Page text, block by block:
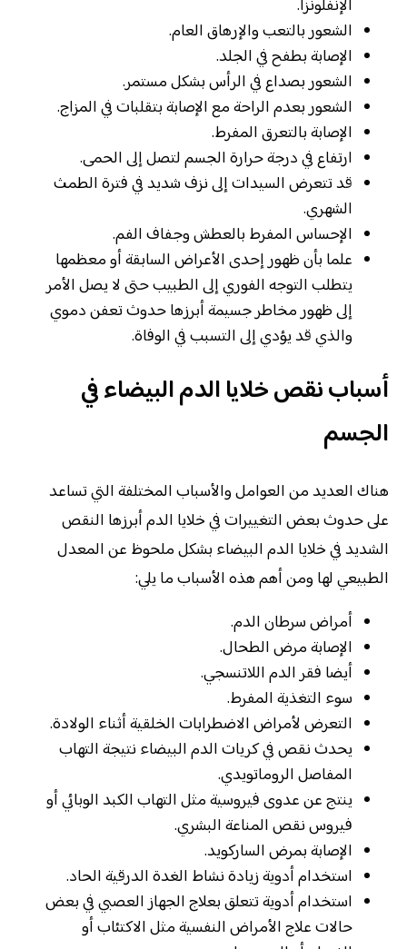
الإنفلونزا.
الشعور بالتعب والإرهاق العام.
الإصابة بطفح في الجلد.
الشعور بصداع في الرأس بشكل مستمر.
الشعور بعدم الراحة مع الإصابة بتقلبات في المزاج.
الإصابة بالتعرق المفرط.
ارتفاع في درجة حرارة الجسم لتصل إلى الحمى.
قد تتعرض السيدات إلى نزف شديد في فترة الطمث
الشهري.
الإحساس المفرط بالعطش وجفاف الفم.
علما بأن ظهور إحدى الأعراض السابقة أو معظمها
يتطلب التوجه الفوري إلى الطبيب حتى لا يصل الأمر
إلى ظهور مخاطر جسيمة أبرزها حدوث تعفن دموي
والذي قد يؤدي إلى التسبب في الوفاة.
أسباب نقص خلايا الدم البيضاء في
الجسم
هناك العديد من العوامل والأسباب المختلفة التي تساعد
على حدوث بعض التغييرات في خلايا الدم أبرزها النقص
الشديد في خلايا الدم البيضاء بشكل ملحوظ عن المعدل
الطبيعي لها ومن أهم هذه الأسباب ما يلي:
أمراض سرطان الدم.
الإصابة مرض الطحال.
أيضا فقر الدم اللاتنسجي.
سوء التغذية المفرط.
التعرض لأمراض الاضطرابات الخلقية أثناء الولادة.
يحدث نقص في كريات الدم البيضاء نتيجة التهاب
المفاصل الروماتويدي.
ينتج عن عدوى فيروسية مثل التهاب الكبد الوبائي أو
فيروس نقص المناعة البشري.
الإصابة بمرض الساركويد.
استخدام أدوية زيادة نشاط الغدة الدرقية الحاد.
استخدام أدوية تتعلق بعلاج الجهاز العصبي في بعض
حالات علاج الأمراض النفسية مثل الاكتئاب أو